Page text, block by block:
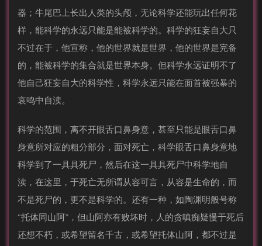
器；牛尾巴上长出人类的头颅，无论科学还能玩出任何花
样，能科学的永远只能是能被科学的。科学的狂妄自大只
不过在于，他宣称，他的世界就是世界，他的世界是完备
的，能被科学的集合就是世界本身。但科学永远证明不了
他自己狂妄自大的科学性，科学永远只能在面首被强暴的
哀鸣中自渎。
科学的范围，离不开眼舌口鼻身意，甚至只能是眼舌口鼻
身意所对应的粗分部分，面对死亡，科学眼舌口鼻身意地
科学到了一具具死尸，然后在这一具具死尸中科学地自
渎，在这里，于死亡无所谓从容可言，从容是生命的，而
不是死尸的，更不是科学的。还有一种，如陶渊明般号称
“托体同山阿”，但山阿亦有败坏时，人的贪嗔痴疑慢于死后
还想不朽，或希望留名千古，或希望托体山阿，都不过是